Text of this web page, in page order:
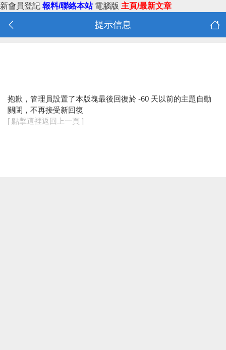
新會員登記 報料/聯絡本站 電腦版 主頁/最新文章
提示信息
抱歉，管理員設置了本版塊最後回復於 -60 天以前的主題自動
關閉，不再接受新回復
[ 點擊這裡返回上一頁 ]